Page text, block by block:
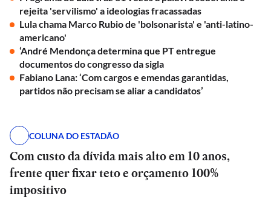
rejeita 'servilismo' a ideologias fracassadas
Lula chama Marco Rubio de 'bolsonarista' e 'anti-latino-
americano'
‘André Mendonça determina que PT entregue
documentos do congresso da sigla
Fabiano Lana: ‘Com cargos e emendas garantidas,
partidos não precisam se aliar a candidatos’
COLUNA DO ESTADÃO
Com custo da dívida mais alto em 10 anos,
frente quer fixar teto e orçamento 100%
impositivo